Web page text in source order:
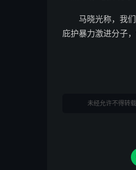
马晓光称，我们
庇护暴力激进分子
未经允许不得转载